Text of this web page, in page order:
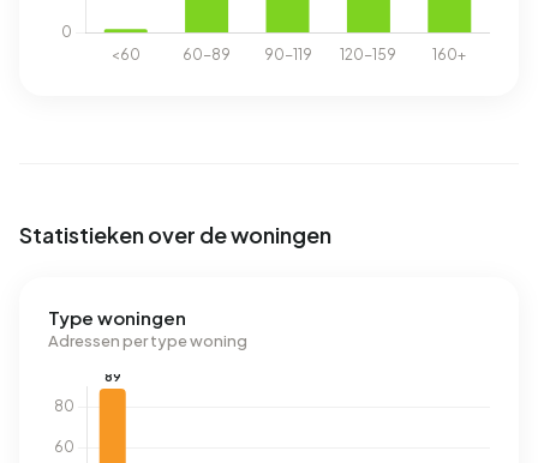
Statistieken over de woningen
Type woningen
Adressen per type woning